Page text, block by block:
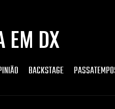
EM DX
BACKSTAGE